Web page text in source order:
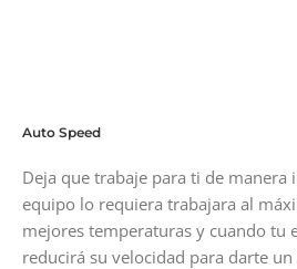
Auto Speed
Deja que trabaje para ti de manera
equipo lo requiera trabajara al
mejores temperaturas y cuando tu
reducirá su velocidad para darte